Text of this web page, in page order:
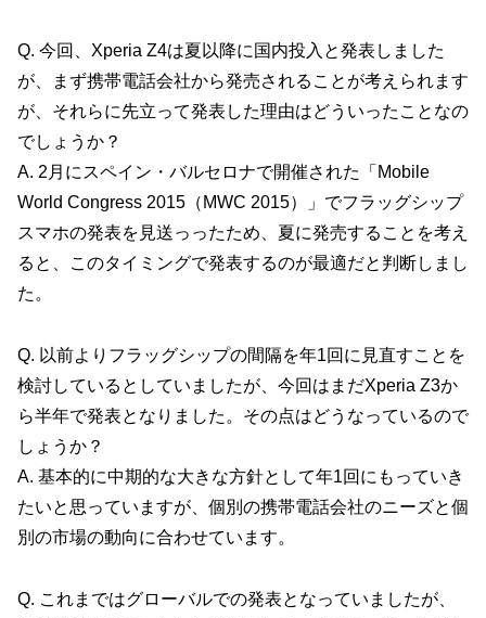
Q. 今回、Xperia Z4は夏以降に国内投入と発表しました
が、まず携帯電話会社から発売されることが考えられます
が、それらに先立って発表した理由はどういったことなの
でしょうか？
A. 2月にスペイン・バルセロナで開催された「Mobile
World Congress 2015（MWC 2015）」でフラッグシップ
スマホの発表を見送っったため、夏に発売することを考え
ると、このタイミングで発表するのが最適だと判断しまし
た。
Q. 以前よりフラッグシップの間隔を年1回に見直すことを
検討しているとしていましたが、今回はまだXperia Z3か
ら半年で発表となりました。その点はどうなっているので
しょうか？
A. 基本的に中期的な大きな方針として年1回にもっていき
たいと思っていますが、個別の携帯電話会社のニーズと個
別の市場の動向に合わせています。
Q. これまではグローバルでの発表となっていましたが、